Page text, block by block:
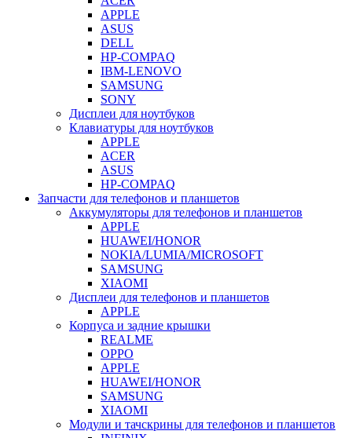
APPLE
ASUS
DELL
HP-COMPAQ
IBM-LENOVO
SAMSUNG
SONY
Дисплеи для ноутбуков
Клавиатуры для ноутбуков
APPLE
ACER
ASUS
HP-COMPAQ
Запчасти для телефонов и планшетов
Аккумуляторы для телефонов и планшетов
APPLE
HUAWEI/HONOR
NOKIA/LUMIA/MICROSOFT
SAMSUNG
XIAOMI
Дисплеи для телефонов и планшетов
APPLE
Корпуса и задние крышки
REALME
OPPO
APPLE
HUAWEI/HONOR
SAMSUNG
XIAOMI
Модули и тачскрины для телефонов и планшетов